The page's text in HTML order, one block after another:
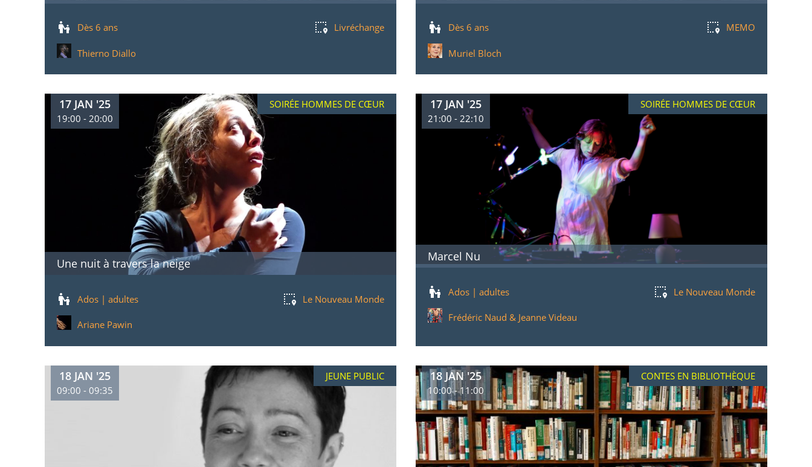
Dès 6 ans Livréchange
Thierno Diallo
Dès 6 ans MEMO
Muriel Bloch
Une nuit à travers la neige
17 JAN '25
19:00 - 20:00
SOIRÉE HOMMES DE CŒUR
Ados | adultes Le Nouveau Monde
Ariane Pawin
Marcel Nu
17 JAN '25
21:00 - 22:10
SOIRÉE HOMMES DE CŒUR
Ados | adultes Le Nouveau Monde
Frédéric Naud & Jeanne Videau
18 JAN '25
09:00 - 09:35
JEUNE PUBLIC 18 JAN '25
10:00 - 11:00
CONTES EN BIBLIOTHÈQUE